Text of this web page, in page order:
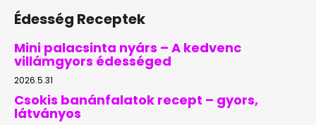
Édesség Receptek
Mini palacsinta nyárs – A kedvenc
villámgyors édességed
2026.5.31
Csokis banánfalatok recept – gyors,
látványos